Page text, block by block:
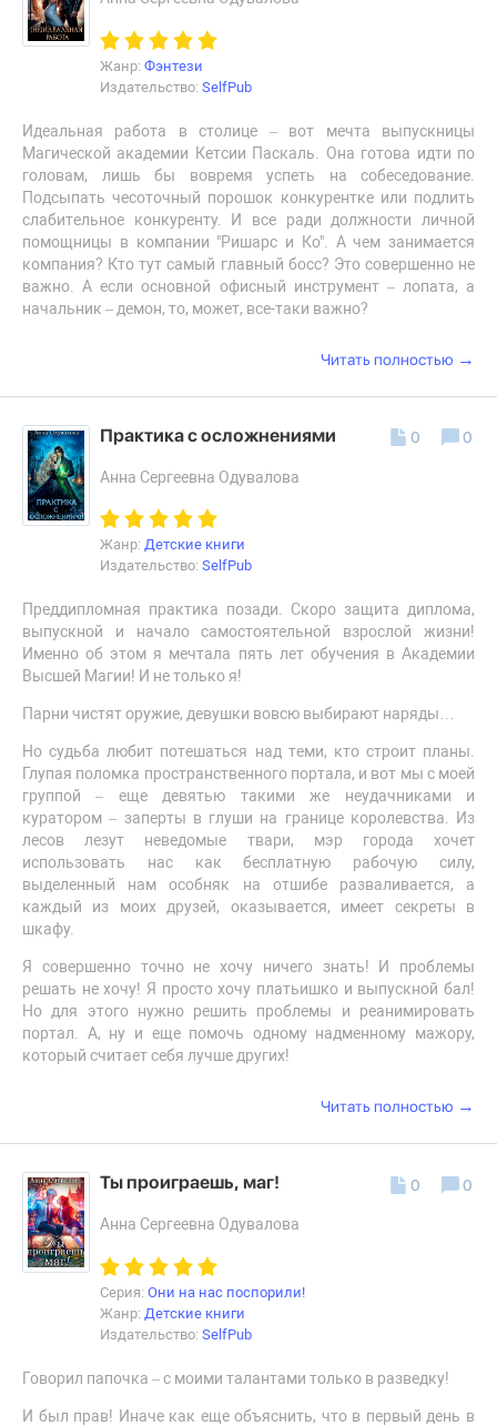
Жанр: Фэнтези
Издательство: SelfPub
Идеальная работа в столице – вот мечта выпускницы
Магической академии Кетсии Паскаль. Она готова идти по
головам, лишь бы вовремя успеть на собеседование.
Подсыпать чесоточный порошок конкурентке или подлить
слабительное конкуренту. И все ради должности личной
помощницы в компании "Ришарс и Ко". А чем занимается
компания? Кто тут самый главный босс? Это совершенно не
важно. А если основной офисный инструмент – лопата, а
начальник – демон, то, может, все-таки важно?
Читать полностью →
Практика с осложнениями
Анна Сергеевна Одувалова
Жанр: Детские книги
Издательство: SelfPub
Преддипломная практика позади. Скоро защита диплома,
выпускной и начало самостоятельной взрослой жизни!
Именно об этом я мечтала пять лет обучения в Академии
Высшей Магии! И не только я!
Парни чистят оружие, девушки вовсю выбирают наряды…
Но судьба любит потешаться над теми, кто строит планы.
Глупая поломка пространственного портала, и вот мы с моей
группой – еще девятью такими же неудачниками и
куратором – заперты в глуши на границе королевства. Из
лесов лезут неведомые твари, мэр города хочет
использовать нас как бесплатную рабочую силу,
выделенный нам особняк на отшибе разваливается, а
каждый из моих друзей, оказывается, имеет секреты в
шкафу.
Я совершенно точно не хочу ничего знать! И проблемы
решать не хочу! Я просто хочу платьишко и выпускной бал!
Но для этого нужно решить проблемы и реанимировать
портал. А, ну и еще помочь одному надменному мажору,
который считает себя лучше других!
0 0
Читать полностью →
Ты проиграешь, маг!
Анна Сергеевна Одувалова
Серия: Они на нас поспорили!
Жанр: Детские книги
Издательство: SelfPub
Говорил папочка – с моими талантами только в разведку!
И был прав! Иначе как еще объяснить, что в первый день в
0 0